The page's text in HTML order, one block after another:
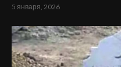
5 января, 2026